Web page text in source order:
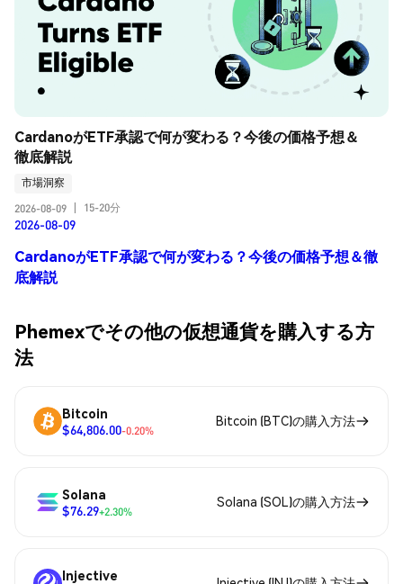
CardanoがETF承認で何が変わる？今後の価格予想＆
徹底解説
市場洞察
2026-08-09
15-20分
2026-08-09
CardanoがETF承認で何が変わる？今後の価格予想＆徹
底解説
Phemexでその他の仮想通貨を購入する方
法
Bitcoin
$64,806.00-0.20%
Bitcoin (BTC)の購入方法
Solana
$76.29+2.30%
Solana (SOL)の購入方法
Injective